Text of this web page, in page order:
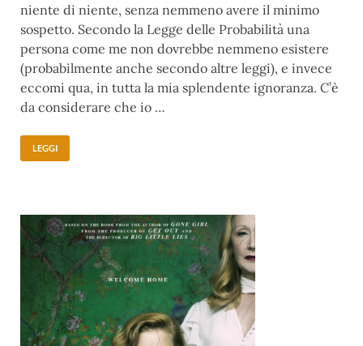
niente di niente, senza nemmeno avere il minimo
sospetto. Secondo la Legge delle Probabilità una
persona come me non dovrebbe nemmeno esistere
(probabilmente anche secondo altre leggi), e invece
eccomi qua, in tutta la mia splendente ignoranza. C’è
da considerare che io …
LEGGI